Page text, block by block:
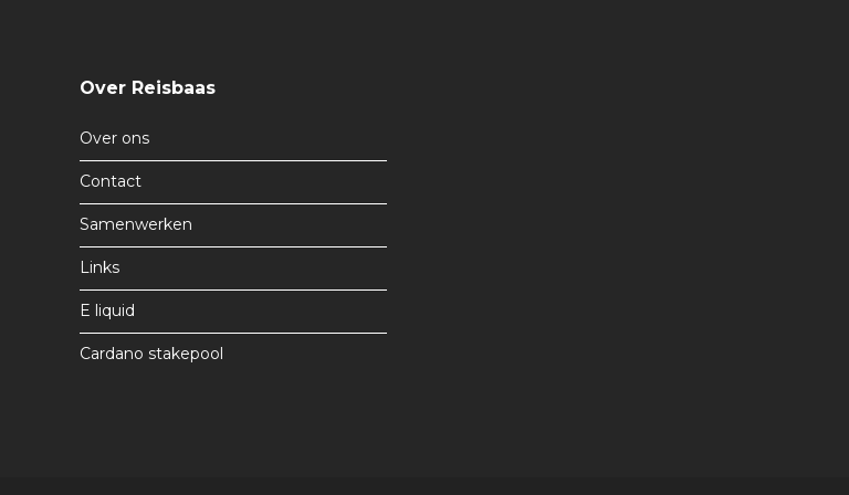
Over Reisbaas
Over ons
Contact
Samenwerken
Links
E liquid
Cardano stakepool